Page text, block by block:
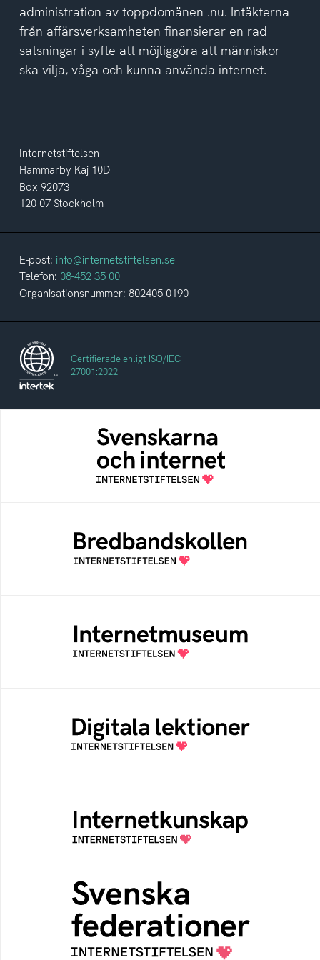
administration av toppdomänen .nu. Intäkterna
från affärsverksamheten finansierar en rad
satsningar i syfte att möjliggöra att människor
ska vilja, våga och kunna använda internet.
Internetstiftelsen
Hammarby Kaj 10D
Box 92073
120 07 Stockholm
E-post: info@internetstiftelsen.se
Telefon: 08-452 35 00
Organisationsnummer: 802405-0190
Certifierade enligt ISO/IEC
27001:2022
Svenskarna och internet
En årlig studie av svenska folkets
internetvanor
Bredbandskollen är ett oberoende
konsumentverktyg som drivs av
Internetstiftelsen
Ett digitalt museum som byggts, och kureras
av Internetstiftelsen
Öppen digital lärresurs med färdiga lektioner
för alla stadier i grundskolan
Samlad kunskap som hjälper dig att bli en
säker och medveten internetanvändare
Svenska federationer
Grunden för medlemskap i en sektors- eller
kontextspecifik federation